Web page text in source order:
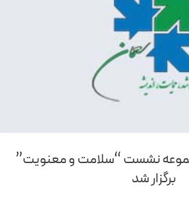
نشست “سلامت و معنویت”
برگزار شد